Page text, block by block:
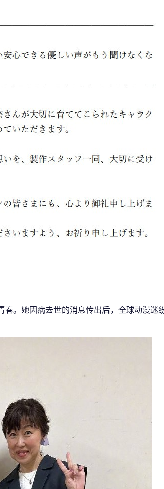
。她因病去世的消息传出后，全球动漫迷